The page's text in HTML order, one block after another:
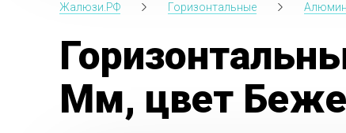
Жалюзи.РФ Горизонтальные
Мм, цвет